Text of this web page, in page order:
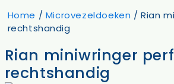
Home / Microvezeldoeken / Rian
rechtshandig
Rian miniwringer
rechtshandig